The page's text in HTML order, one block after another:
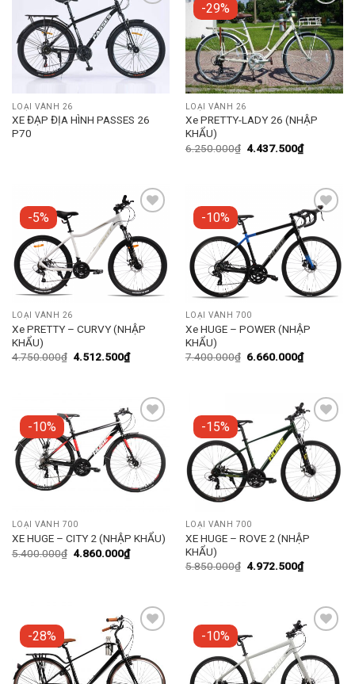
wishlist
LOẠI VÀNH 26
XE ĐẠP ĐỊA HÌNH PASSES 26
P70
-29%
Add to
wishlist
LOẠI VÀNH 26
Xe PRETTY-LADY 26 (NHẬP
KHẨU)
6.250.000₫ 4.437.500₫
-5%
Add to
wishlist
LOẠI VÀNH 26
Xe PRETTY – CURVY (NHẬP
KHẨU)
4.750.000₫ 4.512.500₫
-10%
Add to
wishlist
LOẠI VÀNH 700
Xe HUGE – POWER (NHẬP
KHẨU)
7.400.000₫ 6.660.000₫
-10%
Add to
wishlist
LOẠI VÀNH 700
XE HUGE – CITY 2 (NHẬP KHẨU)
5.400.000₫ 4.860.000₫
-15%
Add to
wishlist
LOẠI VÀNH 700
XE HUGE – ROVE 2 (NHẬP
KHẨU)
5.850.000₫ 4.972.500₫
-28%
Add to
wishlist
-10%
Add to
wishlist